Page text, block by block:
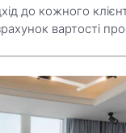
до кожного
вартості